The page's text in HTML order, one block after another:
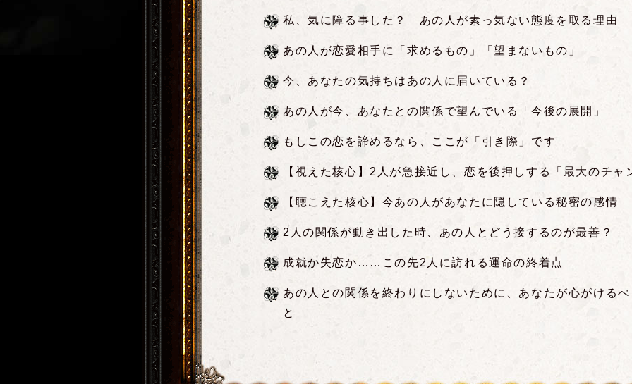
私、気に障る事した？ あの人が素っ気ない態度を取る理由
あの人が恋愛相手に「求めるもの」「望まないもの」
今、あなたの気持ちはあの人に届いている？
あの人が今、あなたとの関係で望んでいる「今後の展開」
もしこの恋を諦めるなら、ここが「引き際」です
【視えた核心】2人が急接近し、恋を後押しする「最大のチャ
【聴こえた核心】今あの人があなたに隠している秘密の感情
2人の関係が動き出した時、あの人とどう接するのが最善？
成就か失恋か……この先2人に訪れる運命の終着点
あの人との関係を終わりにしないために、あなたが心がける
と